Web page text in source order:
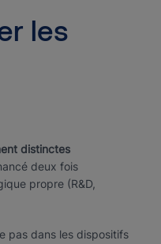
les
distinctes
deux fois
propre (R&D,
pas dans les dispositifs